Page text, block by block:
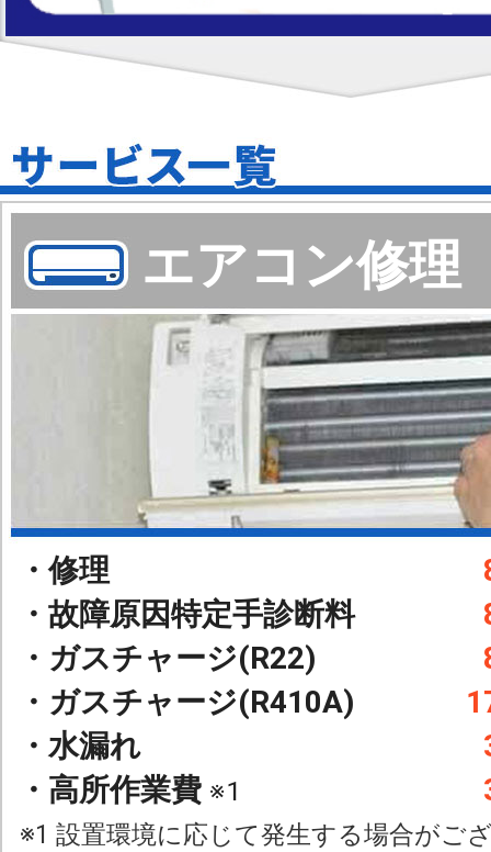
エアコン修理
・修理
・故障原因特定手診断料
・ガスチャージ(R22)
・ガスチャージ(R410A)
・水漏れ
・高所作業費 ※1
※1 設置環境に応じて発生する場合がご